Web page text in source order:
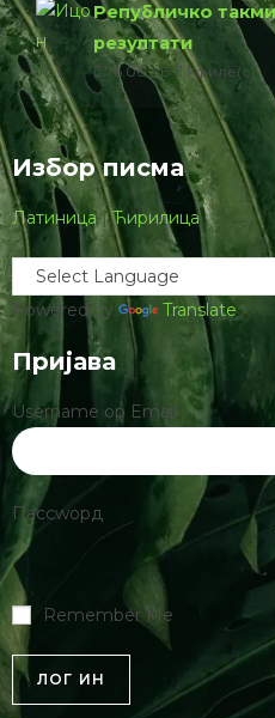
Републичко
резултати
76.00 КБ 1 филе(с)
Избор писма
Латиница|Ћирилица
Powered by Translate
Пријава
Username ор Email
Пассwорд
Remember Me